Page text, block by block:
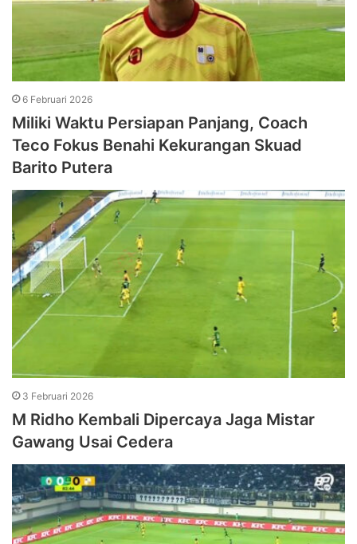
6 Februari 2026
Miliki Waktu Persiapan Panjang, Coach
Teco Fokus Benahi Kekurangan Skuad
Barito Putera
3 Februari 2026
M Ridho Kembali Dipercaya Jaga Mistar
Gawang Usai Cedera